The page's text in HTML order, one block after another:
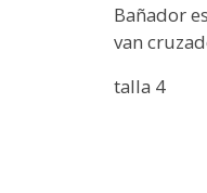
Bañador
van
talla 4